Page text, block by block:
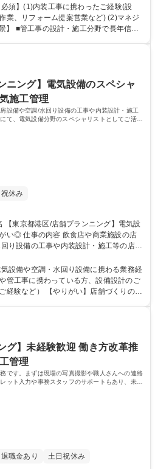
客対
の育成もお任せしたいと考えておりま
で、一気通貫で対応いただきます！ ■担
職候補)】内装工事スペシャリスト募集★
須】(1)内装工事に携わったご経験(設
業、リフォーム提案営業など) (2)マネジ
画において、将来的に店舗プランニン
学院 大学 高
格：2級管工事施工管理技士 1級管工事
ニング】電気設備のスペシャ
施工管理
設備や空調/水回り設備の工事や内装設計・施工
て、電気設備分野のスペシャリストとしてご活躍
休み
業施設の店
り設備の工事や内装設計・施工等の店舗
、電気設備分野のスペシャリストとして
の更なる会社成長に向けて、内装デザイ
一気通貫で担う企業を目指し、当社は変
集★やりがい◎
設備や空調・水回り設備に携わる業務経
管工事に携わっている方、設備設計のご
】店舗づくりの内
案していただきます！自分たちがデザイ
る、付加価値・介在価値の高いお仕事を
グ】未経験歓迎 働き方改革推
管理
です。まずは現場の写真撮影や職人さんへの連絡
ット入力や事務スタッフのサポートもあり、未経
退職金あり 土日祝休み